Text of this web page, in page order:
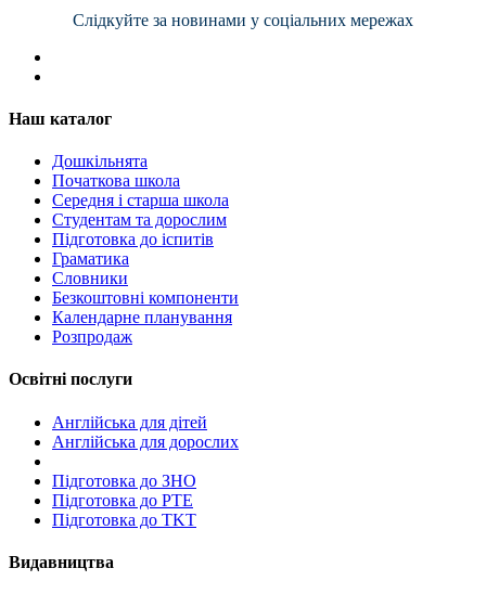
Слідкуйте за новинами у соціальних мережах
Наш каталог
Дошкільнята
Початкова школа
Середня і старша школа
Студентам та дорослим
Підготовка до іспитів
Граматика
Словники
Безкоштовні компоненти
Календарне планування
Розпродаж
Освітні послуги
Англійська для дітей
Англійська для дорослих
Пiдготовка до ЗНО
Підготовка до PTE
Підготовка до TKT
Видавництва